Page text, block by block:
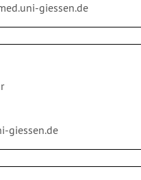
giessen.de
giessen.de